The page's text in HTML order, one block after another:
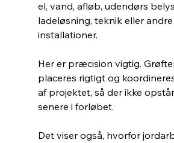
el, vand, afløb, udendørs
ladeløsning, teknik eller andre
installationer.
Her er præcision vigtig.
placeres rigtigt og
af projektet, så der ikke
senere i forløbet.
Det viser også, hvorfor